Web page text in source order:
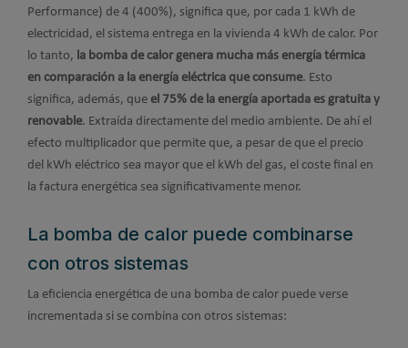
Performance) de 4 (400%), significa que, por cada 1 kWh de
electricidad, el sistema entrega en la vivienda 4 kWh de calor. Por
lo tanto, la bomba de calor genera mucha más energía térmica
en comparación a la energía eléctrica que consume. Esto
significa, además, que el 75% de la energía aportada es gratuita y
renovable. Extraída directamente del medio ambiente. De ahí el
efecto multiplicador que permite que, a pesar de que el precio
del kWh eléctrico sea mayor que el kWh del gas, el coste final en
la factura energética sea significativamente menor.
La bomba de calor puede combinarse
con otros sistemas
La eficiencia energética de una bomba de calor puede verse
incrementada si se combina con otros sistemas: